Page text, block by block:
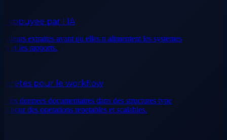
par l IA
extraites avant qu elles n alimentent les systemes
les rapports.
pour le workflow
donnees documentaires dans des structures type
des operations repetables et scalables.